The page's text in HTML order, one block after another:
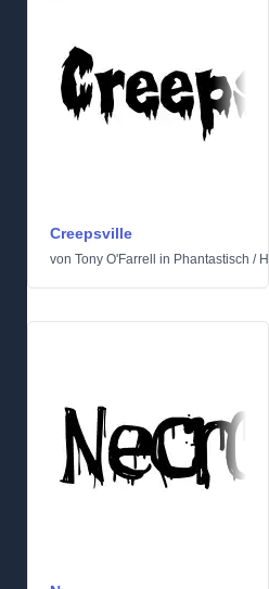
Creepsville
von Tony O'Farrell in Phantastisch /